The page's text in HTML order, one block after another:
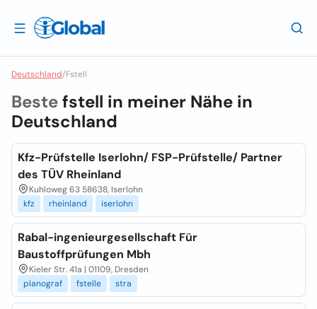
Deutschland/Fstell
Bestefstell in meiner Nähe in
Deutschland
Kfz-Prüfstelle Iserlohn/ FSP-Prüfstelle/ Partner
des TÜV Rheinland
Kuhloweg 63 58638, Iserlohn
kfz
rheinland iserlohn
Rabal-ingenieurgesellschaft Für
Baustoffprüfungen Mbh
Kieler Str. 41a | 01109, Dresden
planograf
fstelle stra